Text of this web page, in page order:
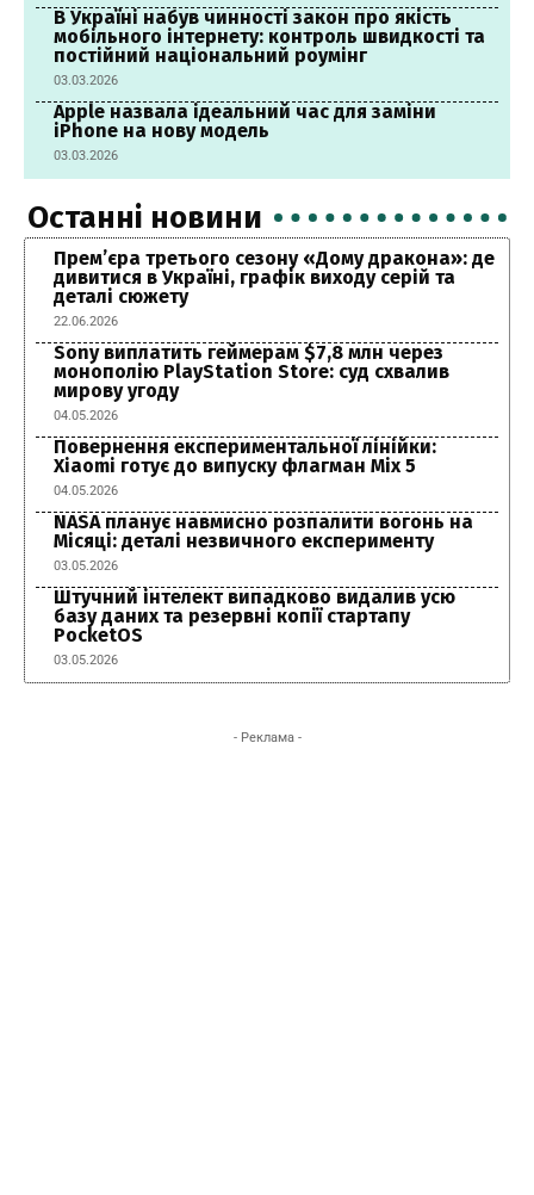
В Україні набув чинності закон про якість
мобільного інтернету: контроль швидкості та
постійний національний роумінг
03.03.2026
Apple назвала ідеальний час для заміни
iPhone на нову модель
03.03.2026
Останні новини
Прем’єра третього сезону «Дому дракона»: де
дивитися в Україні, графік виходу серій та
деталі сюжету
22.06.2026
Sony виплатить геймерам $7,8 млн через
монополію PlayStation Store: суд схвалив
мирову угоду
04.05.2026
Повернення експериментальної лінійки:
Xiaomi готує до випуску флагман Mix 5
04.05.2026
NASA планує навмисно розпалити вогонь на
Місяці: деталі незвичного експерименту
03.05.2026
Штучний інтелект випадково видалив усю
базу даних та резервні копії стартапу
PocketOS
03.05.2026
- Реклама -